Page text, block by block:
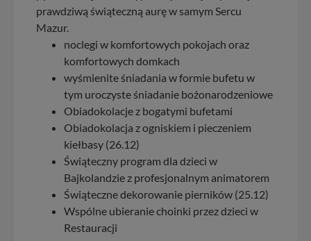
prawdziwą świąteczną aurę w samym Sercu
Mazur.
noclegi w komfortowych pokojach oraz
komfortowych domkach
wyśmienite śniadania w formie bufetu w
tym uroczyste śniadanie bożonarodzeniowe
Obiadokolacje z bogatymi bufetami
Obiadokolacja z ogniskiem i pieczeniem
kiełbasy (26.12)
Świąteczny program dla dzieci w
Bajkolandzie z profesjonalnym animatorem
Świąteczne dekorowanie pierników (25.12)
Wspólne ubieranie choinki przez dzieci w
Restauracji
zabronić ich przetwarzania. Pamiętaj jednak, że nie
zawsze jest możliwe techniczne zrealizowanie Twoich
praw w odniesieniu do informacji zawartych w plikach
cookies. Twoja przeglądarka umożliwia Ci skasowanie
tych plików - w pewnych przypadkach nie możemy tego
zrobić za Ciebie.
Dziękujemy, i życzmy miłego odkrywania Mazur na
nowo...